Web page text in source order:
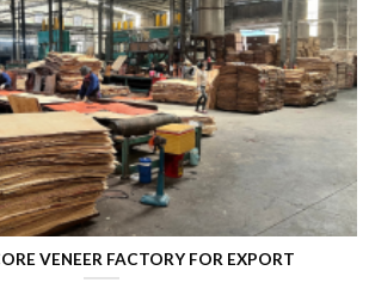
VENEER FACTORY FOR EXPORT